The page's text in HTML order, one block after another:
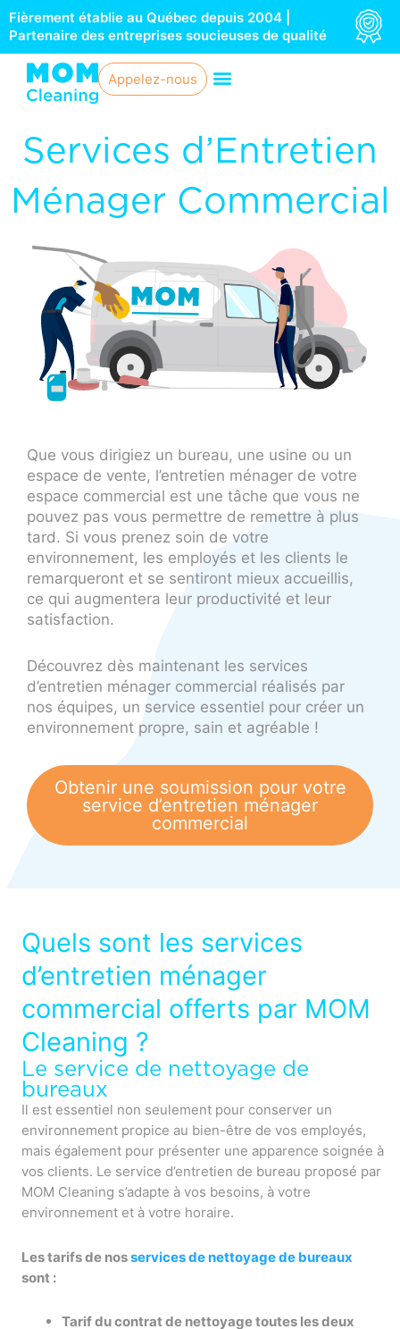
Aller
au
contenu
Fièrement établie au Québec depuis 2004 |
Partenaire des entreprises soucieuses de qualité
Appelez-nous
Services d’Entretien
Ménager Commercial
Que vous dirigiez un bureau, une usine ou un
espace de vente, l’entretien ménager de votre
espace commercial est une tâche que vous ne
pouvez pas vous permettre de remettre à plus
tard. Si vous prenez soin de votre
environnement, les employés et les clients le
remarqueront et se sentiront mieux accueillis,
ce qui augmentera leur productivité et leur
satisfaction.
Découvrez dès maintenant les services
d’entretien ménager commercial réalisés par
nos équipes, un service essentiel pour créer un
environnement propre, sain et agréable !
Obtenir une soumission pour votre
service d’entretien ménager
commercial
Quels sont les services
d’entretien ménager
commercial offerts par MOM
Cleaning ?
Le service de nettoyage de
bureaux
Il est essentiel non seulement pour conserver un
environnement propice au bien-être de vos employés,
mais également pour présenter une apparence soignée à
vos clients. Le service d’entretien de bureau proposé par
MOM Cleaning s’adapte à vos besoins, à votre
environnement et à votre horaire.
Les tarifs de nosservices de nettoyage de bureaux
sont :
Tarif du contrat de nettoyage toutes les deux